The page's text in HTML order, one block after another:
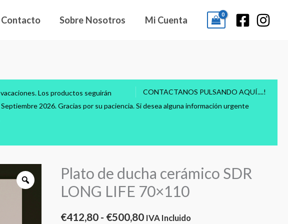
Contacto Sobre Nosotros Mi Cuenta
CONTACTANOS PULSANDO AQUÍ....!
Los productos seguirán
2026. Gracias por su paciencia. Si desea alguna información urgente
Plato de ducha cerámico SDR
LONG LIFE 70×110
€412,80 - €500,80
Rango
de
IVA Incluido
Plato
ducha
SDR